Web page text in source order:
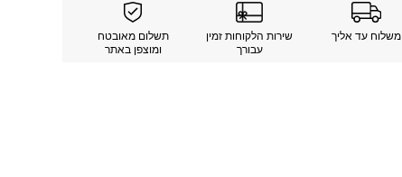
משלוח עד אליך
שירות הלקוחות זמין
עבורך
תשלום מאובטח
ומוצפן באתר